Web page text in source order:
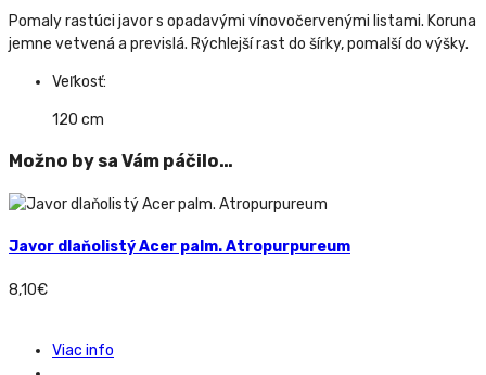
Pomaly rastúci javor s opadavými vínovočervenými listami. Koruna
jemne vetvená a previslá. Rýchlejší rast do šírky, pomalší do výšky.
Veľkosť:
120 cm
Možno by sa Vám páčilo…
Javor dlaňolistý Acer palm. Atropurpureum
8,10€
Viac info